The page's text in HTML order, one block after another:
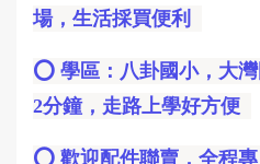
場，生活採買便利
⭕️ 學區：八卦國小，大
2分鐘，走路上學好方便
⭕️ 歡迎配件聯賣，全程